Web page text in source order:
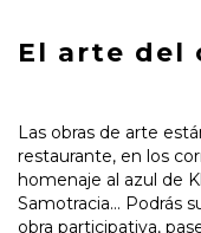
El arte del
Las obras de arte
restaurante, en los
homenaje al azul de
Samotracia… Podrás
obra participativa,